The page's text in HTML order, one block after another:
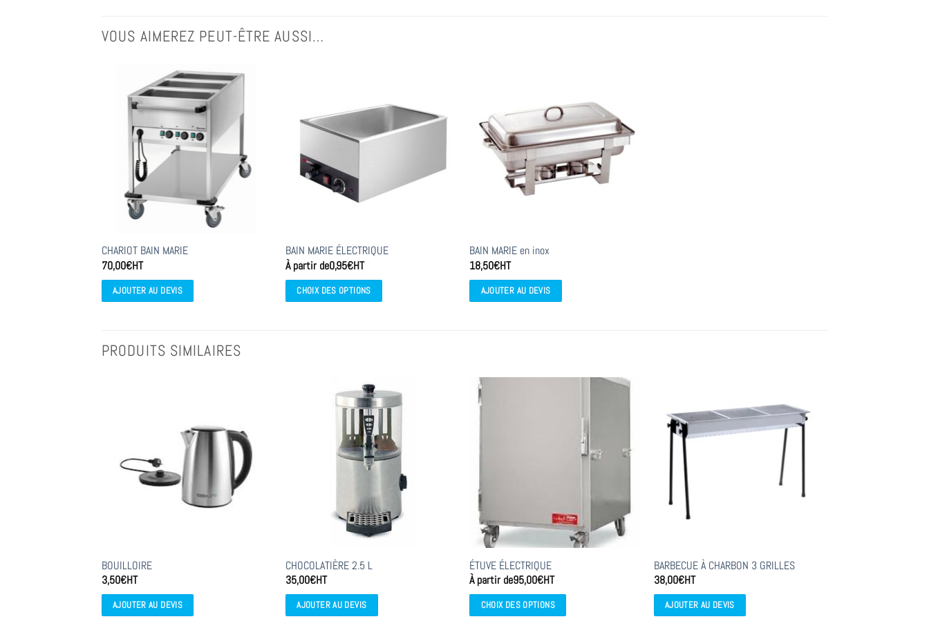
VOUS AIMEREZ PEUT-ÊTRE AUSSI…
CHARIOT BAIN MARIE
70,00€HT
AJOUTER AU DEVIS
BAIN MARIE ÉLECTRIQUE
À partir de0,95€HT
CHOIX DES OPTIONS
BAIN MARIE en inox
18,50€HT
AJOUTER AU DEVIS
PRODUITS SIMILAIRES
BOUILLOIRE
3,50€HT
AJOUTER AU DEVIS
CHOCOLATIÈRE 2.5 L
35,00€HT
AJOUTER AU DEVIS
ÉTUVE ÉLECTRIQUE
À partir de95,00€HT
CHOIX DES OPTIONS
BARBECUE À CHARBON 3 GRILLES
38,00€HT
AJOUTER AU DEVIS